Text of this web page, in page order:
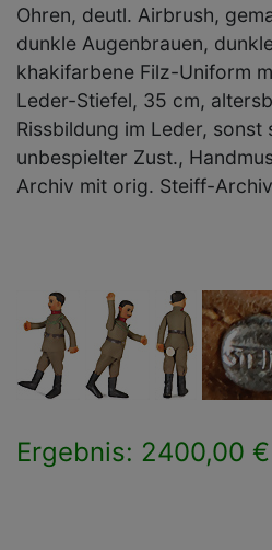
Ohren, deutl. Airbrush,
dunkle Augenbrauen,
khakifarbene Filz-Uniform
Leder-Stiefel, 35 cm,
Rissbildung im Leder, sonst
unbespielter Zust.,
Archiv mit orig. Steiff-
Ergebnis: 2400,00 €